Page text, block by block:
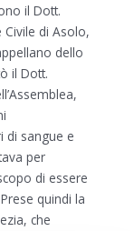
il Dott.
Civile di Asolo,
dello
il Dott.
di sangue e
per
di essere
quindi la
che